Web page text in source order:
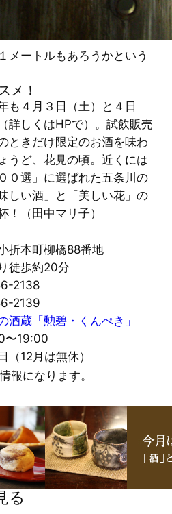
メートルもあろうかという
メ！
も４月３日（土）と４日
詳しくはHPで）。試飲販売
ときだけ限定のお酒を味わ
うど、花見の頃。近くには
０選」に選ばれた五条川の
しい酒」と「美しい花」の
！（田中マリ子）
折本町柳橋88番地
徒歩約20分
2138
2139
酒蔵「勲碧・くんぺき」
〜19:00
（12月は無休）
報になります。
る